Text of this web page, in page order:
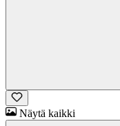
Näytä kaikki